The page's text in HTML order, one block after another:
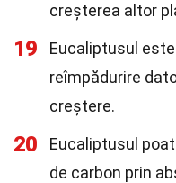
creșterea altor
19
Eucaliptusul
reîmpădurire
creștere.
20
Eucaliptusul
de carbon prin